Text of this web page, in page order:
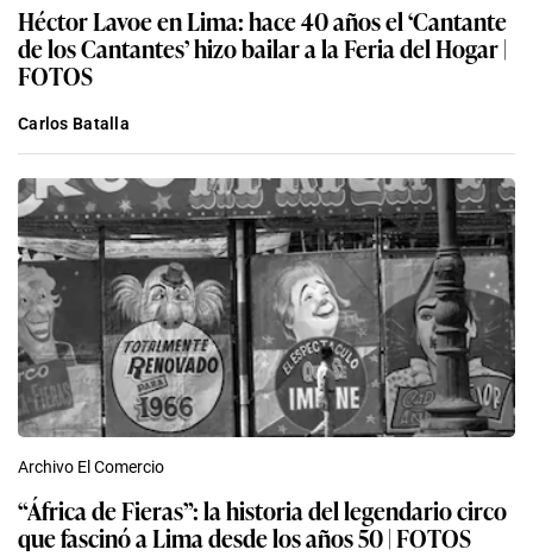
Héctor Lavoe en Lima: hace 40 años el ‘Cantante
de los Cantantes’ hizo bailar a la Feria del Hogar |
FOTOS
Carlos Batalla
Archivo El Comercio
“África de Fieras”: la historia del legendario circo
que fascinó a Lima desde los años 50 | FOTOS